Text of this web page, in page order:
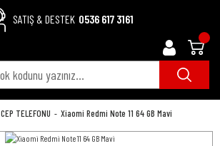
SATIŞ & DESTEK 0536 617 3161
CEP TELEFONU Xiaomi Redmi Note 11 64 GB Mavi